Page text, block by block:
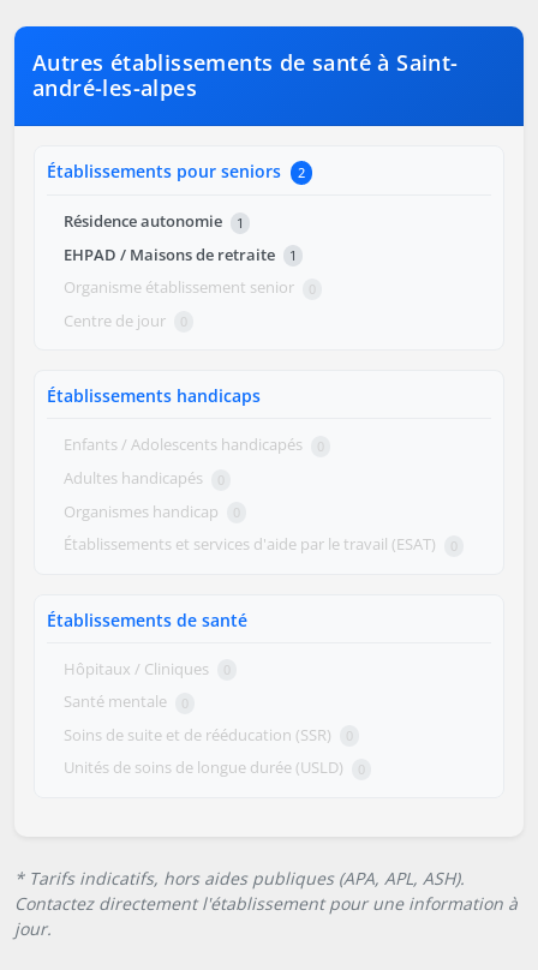
Autres établissements de santé à Saint-
andré-les-alpes
Établissements pour seniors 2
Résidence autonomie 1
EHPAD / Maisons de retraite 1
Organisme établissement senior 0
Centre de jour 0
Établissements handicaps
Enfants / Adolescents handicapés 0
Adultes handicapés 0
Organismes handicap 0
Établissements et services d'aide par le travail (ESAT) 0
Établissements de santé
Hôpitaux / Cliniques 0
Santé mentale 0
Soins de suite et de rééducation (SSR) 0
Unités de soins de longue durée (USLD) 0
* Tarifs indicatifs, hors aides publiques (APA, APL, ASH).
Contactez directement l'établissement pour une information à
jour.